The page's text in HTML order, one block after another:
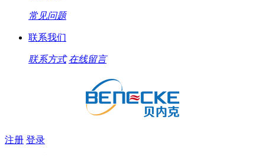
常见问题
联系我们
联系方式 在线留言
注册 登录